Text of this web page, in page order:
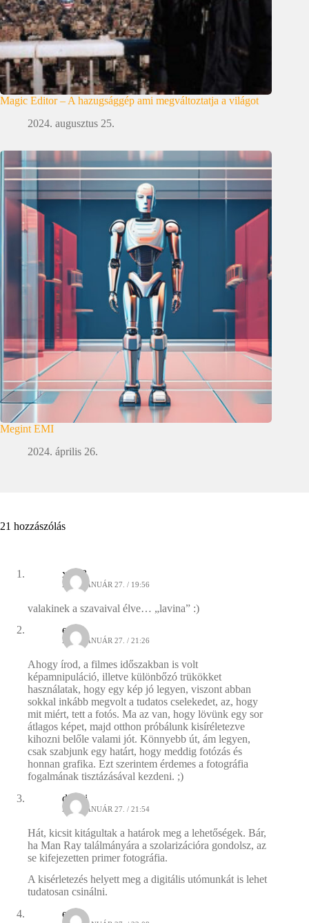
Magic Editor – A hazugsággép ami megváltoztatja a világot
2024. augusztus 25.
Megint EMI
2024. április 26.
21 hozzászólás
xt198
2009. JANUÁR 27. / 19:56
valakinek a szavaival élve… „lavina” :)
e1
2009. JANUÁR 27. / 21:26
Ahogy írod, a filmes időszakban is volt
képamnipuláció, illetve különbőzó trükökket
használatak, hogy egy kép jó legyen, viszont abban
sokkal inkább megvolt a tudatos cselekedet, az, hogy
mit miért, tett a fotós. Ma az van, hogy lövünk egy sor
átlagos képet, majd otthon próbálunk kisíréletezve
kihozni belőle valami jót. Könnyebb út, ám legyen,
csak szabjunk egy határt, hogy meddig fotózás és
honnan grafika. Ezt szerintem érdemes a fotográfia
fogalmának tisztázásával kezdeni. ;)
dincsi
2009. JANUÁR 27. / 21:54
Hát, kicsit kitágultak a határok meg a lehetőségek. Bár,
ha Man Ray találmányára a szolarizációra gondolsz, az
se kifejezetten primer fotográfia.
A kisérletezés helyett meg a digitális utómunkát is lehet
tudatosan csinálni.
e1